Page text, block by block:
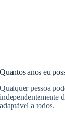
Quantos anos eu
Qualquer pessoa
independentemente
adaptável a todos.